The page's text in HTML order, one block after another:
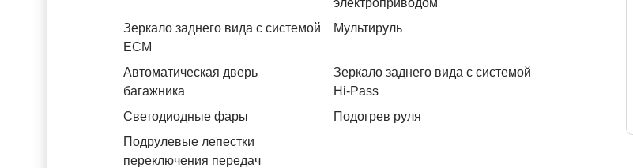
электроприводом
Зеркало заднего вида с системой
ЕСМ
Мультируль
Автоматическая дверь
багажника
Зеркало заднего вида с системой
Hi-Pass
Светодиодные фары
Подогрев руля
Подрулевые лепестки
переключения передач